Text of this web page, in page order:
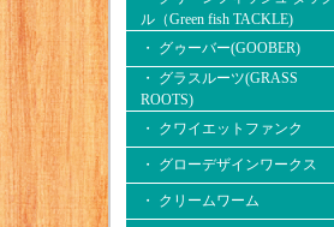
ル（Green fish TACKLE)
・ グゥーバー(GOOBER)
・ グラスルーツ(GRASS
ROOTS)
・ クワイエットファンク
・ グローデザインワークス
・ クリームワーム